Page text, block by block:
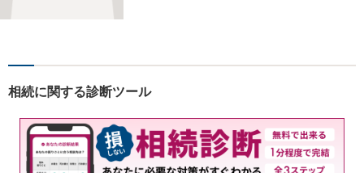
せください。お気持ちに寄り
よう全力を尽くします。【法
テラス利用可】
相続に関する診断ツール